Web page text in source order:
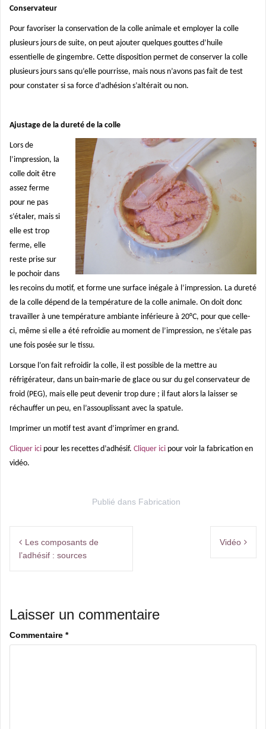
Conservateur
Pour favoriser la conservation de la colle animale et employer la colle
plusieurs jours de suite, on peut ajouter quelques gouttes d’huile
essentielle de gingembre. Cette disposition permet de conserver la colle
plusieurs jours sans qu’elle pourrisse, mais nous n’avons pas fait de test
pour constater si sa force d’adhésion s’altérait ou non.
Ajustage de la dureté de la colle
Lors de
l’impression, la
colle doit être
assez ferme
pour ne pas
s’étaler, mais si
elle est trop
ferme, elle
reste prise sur
le pochoir dans
les recoins du motif, et forme une surface inégale à l’impression. La dureté
de la colle dépend de la température de la colle animale. On doit donc
travailler à une température ambiante inférieure à 20°C, pour que celle-
ci, même si elle a été refroidie au moment de l’impression, ne s’étale pas
une fois posée sur le tissu.
Lorsque l’on fait refroidir la colle, il est possible de la mettre au
réfrigérateur, dans un bain-marie de glace ou sur du gel conservateur de
froid (PEG), mais elle peut devenir trop dure ; il faut alors la laisser se
réchauffer un peu, en l’assouplissant avec la spatule.
Imprimer un motif test avant d’imprimer en grand.
Cliquer ici pour les recettes d’adhésif. Cliquer ici pour voir la fabrication en
vidéo.
Publié dans Fabrication
Navigation
de
Les composants de
l’adhésif : sources
Vidéo
Laisser un commentaire
Commentaire *